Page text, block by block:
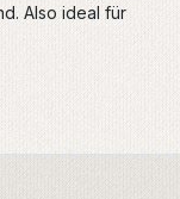
Also ideal für